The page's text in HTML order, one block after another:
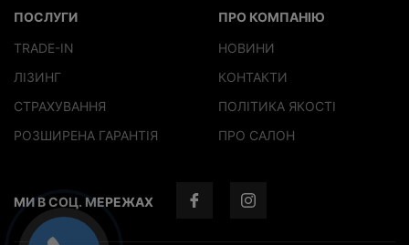
ПОСЛУГИ
TRADE-IN
ЛІЗИНГ
СТРАХУВАННЯ
РОЗШИРЕНА ГАРАНТІЯ
ПРО КОМПАНІЮ
НОВИНИ
КОНТАКТИ
ПОЛІТИКА ЯКОСТІ
ПРО САЛОН
МИ В СОЦ. МЕРЕЖАХ